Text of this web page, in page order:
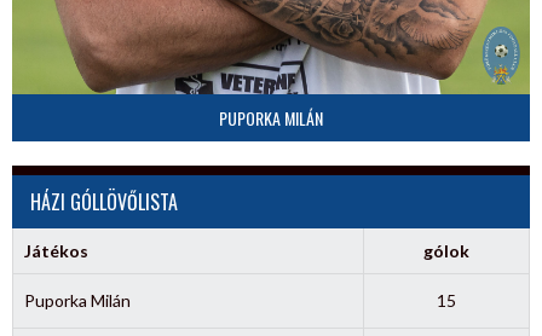
PUPORKA MILÁN
HÁZI GÓLLÖVŐLISTA
Játékos gólok
Puporka Milán 15